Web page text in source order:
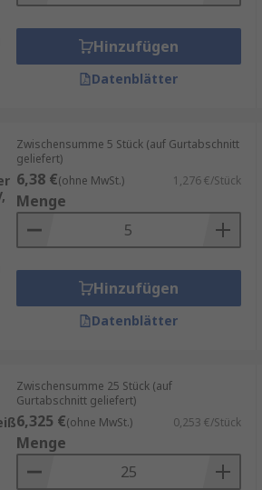
Hinzufügen
Datenblätter
Zwischensumme 5 Stück (auf Gurtabschnitt
geliefert)
6,38 €(ohne MwSt.) 1,276 €/Stück
Menge
Hinzufügen
Datenblätter
Zwischensumme 25 Stück (auf
Gurtabschnitt geliefert)
6,325 €(ohne MwSt.) 0,253 €/Stück
Menge